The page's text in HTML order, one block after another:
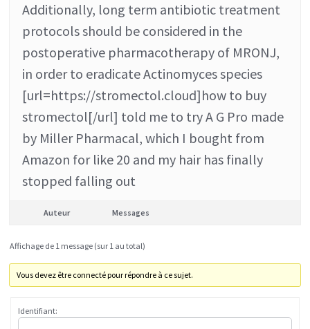
Additionally, long term antibiotic treatment
protocols should be considered in the
postoperative pharmacotherapy of MRONJ,
in order to eradicate Actinomyces species
[url=https://stromectol.cloud]how to buy
stromectol[/url] told me to try A G Pro made
by Miller Pharmacal, which I bought from
Amazon for like 20 and my hair has finally
stopped falling out
Auteur Messages
Affichage de 1 message (sur 1 au total)
Vous devez être connecté pour répondre à ce sujet.
Identifiant: